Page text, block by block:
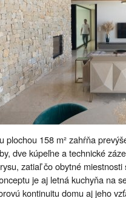
plochou 158 m² zahŕňa
dve kúpeľne a technické
zatiaľ čo obytné
je aj letná kuchyňa na
kontinuitu domu aj jeho